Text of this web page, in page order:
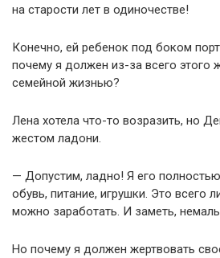
на старости лет в одиночестве!
Конечно, ей ребенок под боком
почему я должен из-за всего этого
семейной жизнью?
Лена хотела что-то возразить, но
жестом ладони.
— Допустим, ладно! Я его
обувь, питание, игрушки. Это всего
можно заработать. И заметь,
Но почему я должен жертвовать